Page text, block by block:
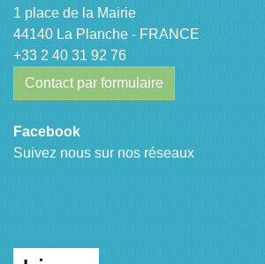
1 place de la Mairie
44140 La Planche - FRANCE
+33 2 40 31 92 76
Contact par formulaire
Facebook
Suivez nous sur nos réseaux